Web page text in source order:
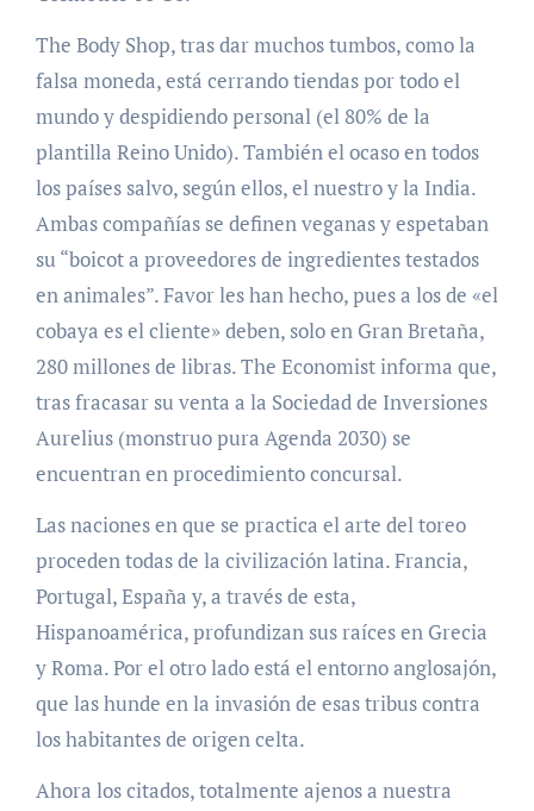
The Body Shop, tras dar muchos tumbos, como la
falsa moneda, está cerrando tiendas por todo el
mundo y despidiendo personal (el 80% de la
plantilla Reino Unido). También el ocaso en todos
los países salvo, según ellos, el nuestro y la India.
Ambas compañías se definen veganas y espetaban
su “boicot a proveedores de ingredientes testados
en animales”. Favor les han hecho, pues a los de «el
cobaya es el cliente» deben, solo en Gran Bretaña,
280 millones de libras. The Economist informa que,
tras fracasar su venta a la Sociedad de Inversiones
Aurelius (monstruo pura Agenda 2030) se
encuentran en procedimiento concursal.
Las naciones en que se practica el arte del toreo
proceden todas de la civilización latina. Francia,
Portugal, España y, a través de esta,
Hispanoamérica, profundizan sus raíces en Grecia
y Roma. Por el otro lado está el entorno anglosajón,
que las hunde en la invasión de esas tribus contra
los habitantes de origen celta.
Ahora los citados, totalmente ajenos a nuestra